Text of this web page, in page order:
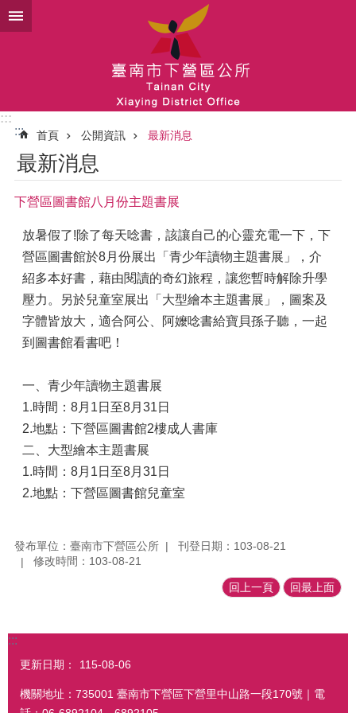
跳到主要內容區塊
:::
:::
首頁 公開資訊 最新消息
最新消息
下營區圖書館八月份主題書展
放暑假了!除了每天唸書，該讓自己的心靈充電一下，下
營區圖書館於8月份展出「青少年讀物主題書展」，介
紹多本好書，藉由閱讀的奇幻旅程，讓您暫時解除升學
壓力。另於兒童室展出「大型繪本主題書展」，圖案及
字體皆放大，適合阿公、阿嬤唸書給寶貝孫子聽，一起
到圖書館看書吧！
一、青少年讀物主題書展
1.時間：8月1日至8月31日
2.地點：下營區圖書館2樓成人書庫
二、大型繪本主題書展
1.時間：8月1日至8月31日
2.地點：下營區圖書館兒童室
發布單位：臺南市下營區公所
刊登日期：103-08-21
修改時間：103-08-21
回上一頁 回最上面
:::
更新日期： 115-08-06
機關地址：735001 臺南市下營區下營里中山路一段170號｜電